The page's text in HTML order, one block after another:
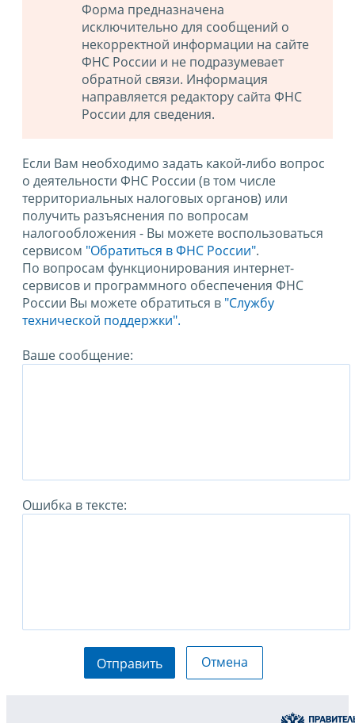
Форма предназначена
исключительно для сообщений о
некорректной информации на сайте
ФНС России и не подразумевает
обратной связи. Информация
направляется редактору сайта ФНС
России для сведения.
Если Вам необходимо задать какой-либо вопрос
о деятельности ФНС России (в том числе
территориальных налоговых органов) или
получить разъяснения по вопросам
налогообложения - Вы можете воспользоваться
сервисом "Обратиться в ФНС России".
По вопросам функционирования интернет-
сервисов и программного обеспечения ФНС
России Вы можете обратиться в "Службу
технической поддержки".
Ваше сообщение:
Ошибка в тексте:
Отправить Отмена